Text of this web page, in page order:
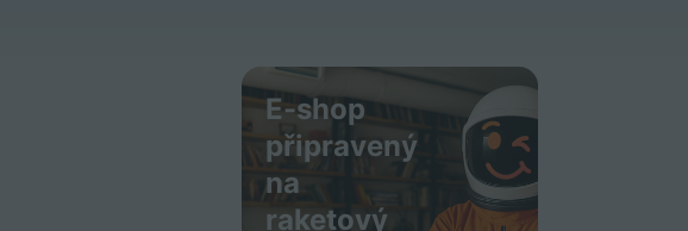
E-shop
připravený
na
raketový